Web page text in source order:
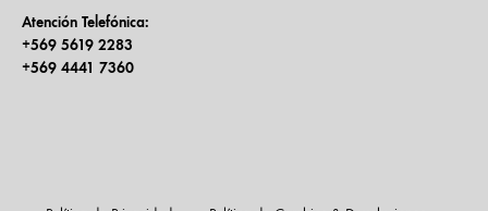
Atención Telefónica:
+569 5619 2283
+569 4441 7360